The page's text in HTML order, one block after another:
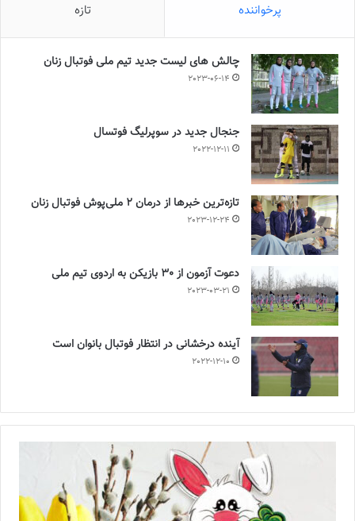
پرخواننده تازه
چالش هاى ليست جدید تيم ملى فوتبال زنان
2023-06-14
جنجال جدید در سوپرلیگ فوتسال
2022-12-11
تازه‌ترین خبرها از درمان ۲ ملی‌پوش فوتبال زنان
2023-12-24
دعوت آزمون از 30 بازیکن به اردوی تیم ملی
2023-03-21
آینده درخشانی در انتظار فوتبال بانوان است
2022-12-10